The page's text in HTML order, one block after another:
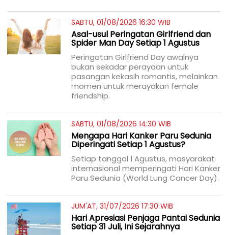
SABTU, 01/08/2026 16:30 WIB
Asal-usul Peringatan Girlfriend dan
Spider Man Day Setiap 1 Agustus
Peringatan Girlfriend Day awalnya
bukan sekadar perayaan untuk
pasangan kekasih romantis, melainkan
momen untuk merayakan female
friendship.
SABTU, 01/08/2026 14:30 WIB
Mengapa Hari Kanker Paru Sedunia
Diperingati Setiap 1 Agustus?
Setiap tanggal 1 Agustus, masyarakat
internasional memperingati Hari Kanker
Paru Sedunia (World Lung Cancer Day).
JUM'AT, 31/07/2026 17:30 WIB
Hari Apresiasi Penjaga Pantai Sedunia
Setiap 31 Juli, Ini Sejarahnya